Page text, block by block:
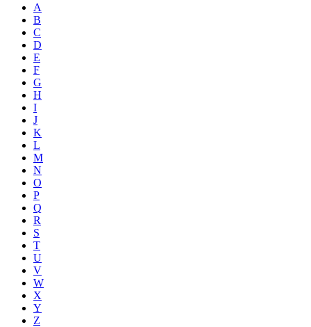
A
B
C
D
E
F
G
H
I
J
K
L
M
N
O
P
Q
R
S
T
U
V
W
X
Y
Z